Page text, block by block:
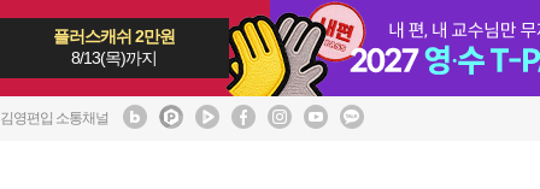
플러스캐쉬 2만원
8/13(목)까지
김영편입 소통채널